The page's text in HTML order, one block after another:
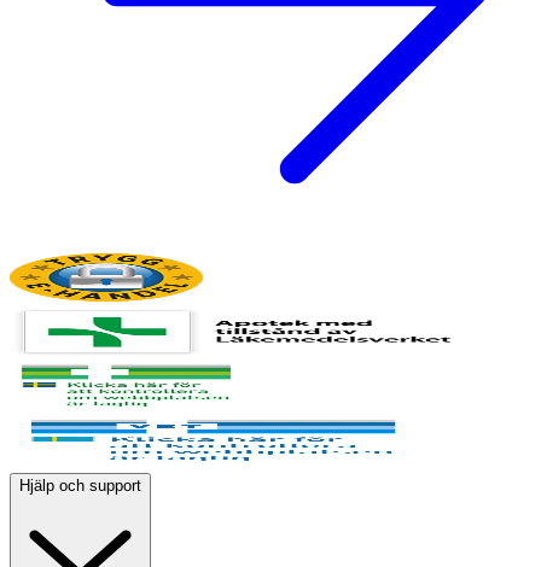
Hjälp och support